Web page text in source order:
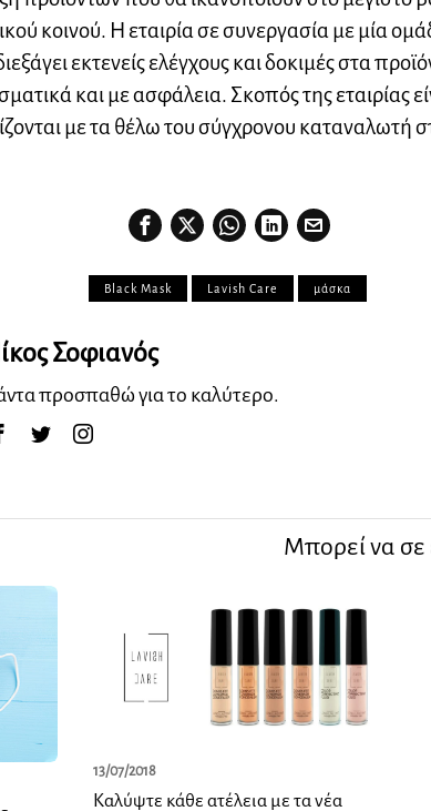
κοινού. Η εταιρία σε συνεργασία με μία
εκτενείς ελέγχους και δοκιμές στα
και με ασφάλεια. Σκοπός της εταιρίας
με τα θέλω του σύγχρονου καταναλωτή
Black Mask Lavish Care μάσκα
Σοφιανός
προσπαθώ για το καλύτερο.
Μπορεί να σε
13/07/2018
Καλύψτε κάθε ατέλεια με τα νέα